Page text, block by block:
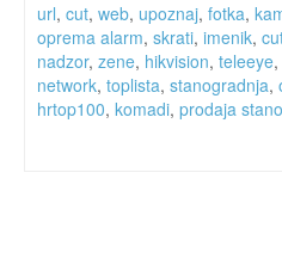
url, cut, web, upoznaj, fotka,
oprema alarm, skrati, imenik,
nadzor, zene, hikvision, teleeye,
network, toplista, stanogradnja,
hrtop100, komadi, prodaja